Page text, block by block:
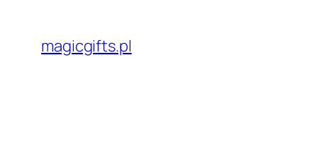
treści
magicgifts.pl